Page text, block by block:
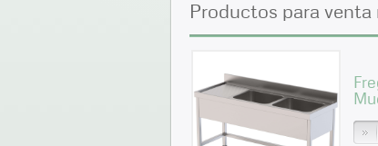
Productos para